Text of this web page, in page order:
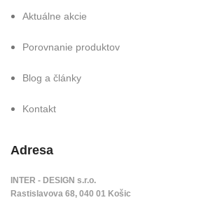
Aktuálne akcie
Porovnanie produktov
Blog a články
Kontakt
Adresa
INTER - DESIGN s.r.o.
Rastislavova 68, 040 01 Košic